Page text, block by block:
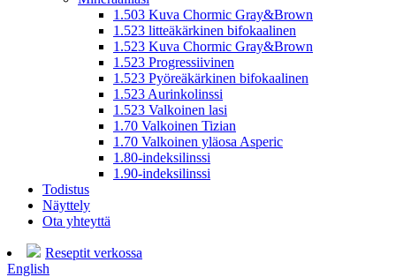
1.503 Kuva Chormic Gray&Brown
1.523 litteäkärkinen bifokaalinen
1.523 Kuva Chormic Gray&Brown
1.523 Progressiivinen
1.523 Pyöreäkärkinen bifokaalinen
1.523 Aurinkolinssi
1.523 Valkoinen lasi
1.70 Valkoinen Tizian
1.70 Valkoinen yläosa Asperic
1.80-indeksilinssi
1.90-indeksilinssi
Todistus
Näyttely
Ota yhteyttä
Reseptit verkossa
English